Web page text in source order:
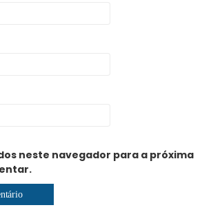
neste navegador para a próxima